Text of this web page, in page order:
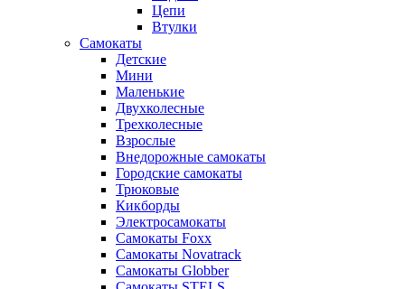
Цепи
Втулки
Самокаты
Детские
Мини
Маленькие
Двухколесные
Трехколесные
Взрослые
Внедорожные самокаты
Городские самокаты
Трюковые
Кикборды
Электросамокаты
Самокаты Foxx
Самокаты Novatrack
Самокаты Globber